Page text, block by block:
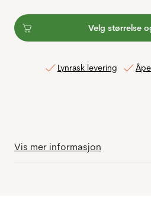
Velg størrelse
Lynrask levering
Vis mer informasjon